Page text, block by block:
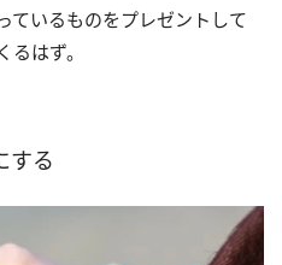
ているものをプレゼントして
はず。
する